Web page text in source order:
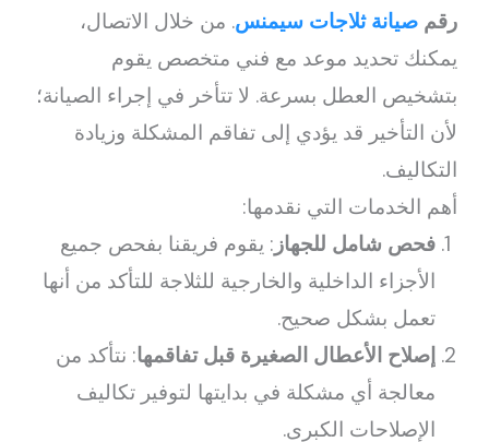
رقمصيانة ثلاجات سيمنس. من خلال الاتصال،
يمكنك تحديد موعد مع فني متخصص يقوم
بتشخيص العطل بسرعة. لا تتأخر في إجراء الصيانة؛
لأن التأخير قد يؤدي إلى تفاقم المشكلة وزيادة
التكاليف.
أهم الخدمات التي نقدمها:
فحص شامل للجهاز : يقوم فريقنا بفحص جميع
الأجزاء الداخلية والخارجية للثلاجة للتأكد من أنها
تعمل بشكل صحيح.
إصلاح الأعطال الصغيرة قبل تفاقمها: نتأكد من
معالجة أي مشكلة في بدايتها لتوفير تكاليف
الإصلاحات الكبرى.